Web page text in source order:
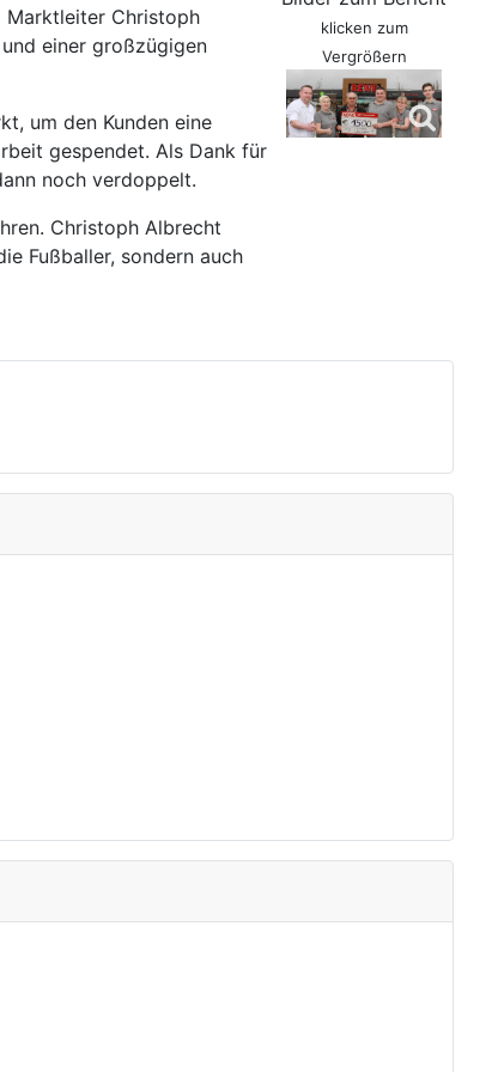
Marktleiter Christoph
einer großzügigen
um den Kunden eine
gespendet. Als Dank für
noch verdoppelt.
Christoph Albrecht
Fußballer, sondern auch
klicken zum
Vergrößern